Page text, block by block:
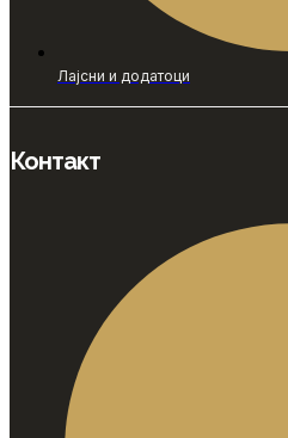
Лајсни и додатоци
Контакт